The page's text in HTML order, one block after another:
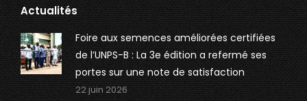
opens
in
new
window
opens
in
new
window
Actualités
Foire aux semences améliorées certifiées
de l’UNPS-B : La 3e édition a refermé ses
portes sur une note de satisfaction
22 juin 2026